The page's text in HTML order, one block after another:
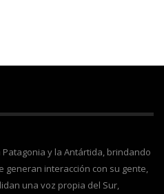
y la Antártida, brindando
generan interacción con su gente,
una voz propia del Sur,